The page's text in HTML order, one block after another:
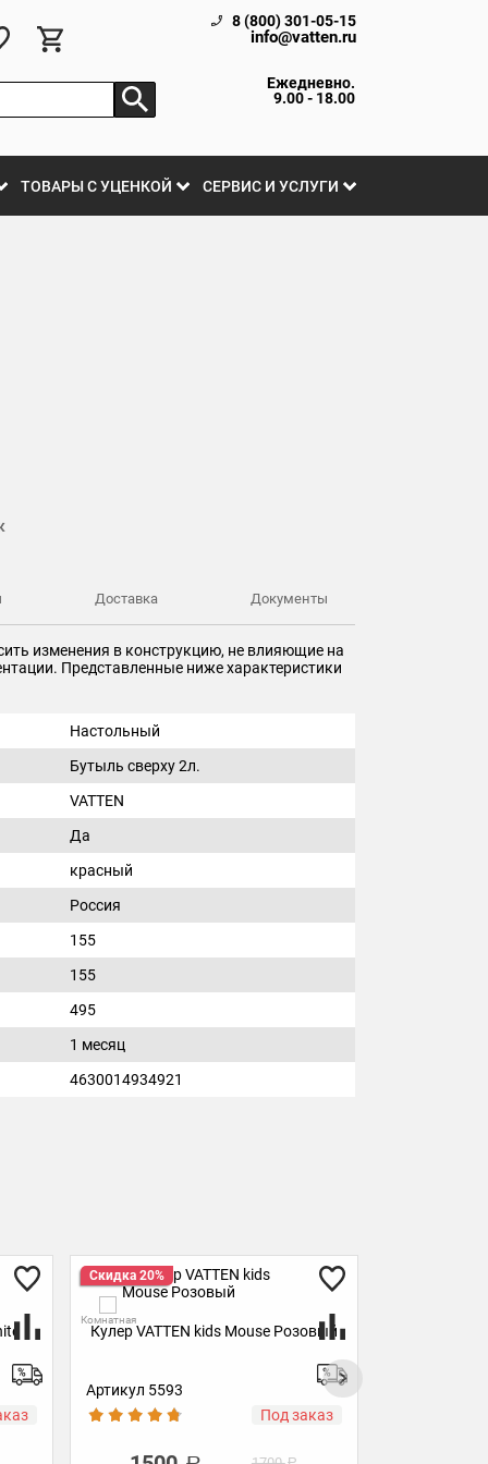
8 (800) 301-05-15
info@vatten.ru
Ежедневно.
9.00 - 18.00
ТОВАРЫ С УЦЕНКОЙ СЕРВИС И УСЛУГИ
Доставка Документы
изменения в конструкцию, не влияющие на
Представленные ниже характеристики
Настольный
Бутыль сверху 2л.
VATTEN
Да
красный
Россия
155
155
495
1 месяц
4630014934921
заказ
Скидка 20%
Комнатная
Кулер VATTEN kids Mouse Салатовый
Артикул 4916
В наличии